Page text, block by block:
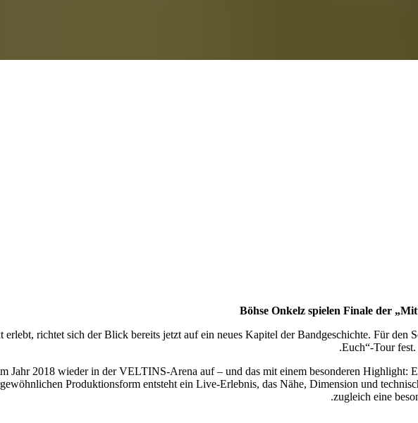
Böhse Onkelz spielen Finale der
richtet sich der Blick bereits jetzt auf ein neues Kapitel der Bandgeschichte. Für den
Euch“-Tour
Jahr 2018 wieder in der VELTINS-Arena auf – und das mit einem besonderen Highlight:
Produktionsform entsteht ein Live-Erlebnis, das Nähe, Dimension und
zugleich eine